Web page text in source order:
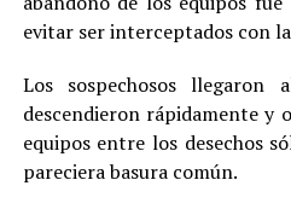
evitar ser interceptados con
Los sospechosos
descendieron rápidamente y
equipos entre los desechos
pareciera basura común.